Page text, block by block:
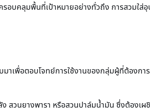
ครอบคลุมพื้นที่เป้าหมายอย่างทั่วถึง การสวม
เพื่อตอบโจทย์การใช้งานของกลุ่มผู้ที่ต้องก
ง สวนยางพารา หรือสวนปาล์มน้ำมัน ซึ่งต้อง